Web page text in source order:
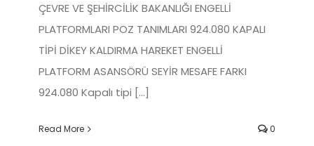
ÇEVRE VE ŞEHİRCİLİK BAKANLIĞI ENGELLİ
PLATFORMLARI POZ TANIMLARI 924.080 KAPALI
TİPİ DİKEY KALDIRMA HAREKET ENGELLİ
PLATFORM ASANSÖRÜ SEYİR MESAFE FARKI
924.080 Kapalı tipi [...]
Read More 0